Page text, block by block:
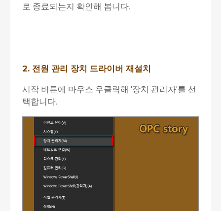
로 종료되는지 확인해 봅니다.
2. 전원 관리 장치 드라이버 재설치
시작 버튼에 마우스 우클릭해 '장치 관리자'를 선
택합니다.